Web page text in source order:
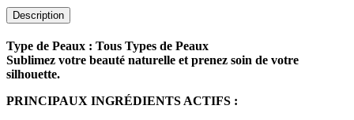
Description
Type de Peaux : Tous Types de Peaux
Sublimez votre beauté naturelle et prenez soin de votre
silhouette.
PRINCIPAUX INGRÉDIENTS ACTIFS :